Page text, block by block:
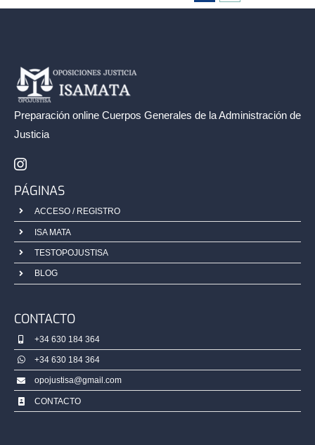
Preparación online Cuerpos Generales de laAdministración de
Justicia
PÁGINAS
ACCESO / REGISTRO
ISA MATA
TESTOPOJUSTISA
BLOG
CONTACTO
+34 630 184 364
+34 630 184 364
opojustisa@gmail.com
CONTACTO